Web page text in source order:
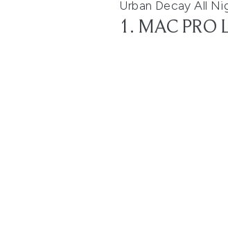
Urban Decay All
1. MAC PRO